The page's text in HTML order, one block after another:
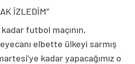
İZLEDİM”
kadar futbol maçının,
elbette ülkeyi sarmış
kadar yapacağımız o